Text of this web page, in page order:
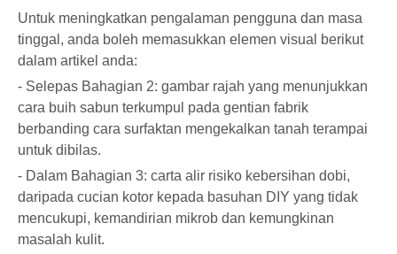
Untuk meningkatkan pengalaman pengguna dan masa
tinggal, anda boleh memasukkan elemen visual berikut
dalam artikel anda:
- Selepas Bahagian 2: gambar rajah yang menunjukkan
cara buih sabun terkumpul pada gentian fabrik
berbanding cara surfaktan mengekalkan tanah terampai
untuk dibilas.
- Dalam Bahagian 3: carta alir risiko kebersihan dobi,
daripada cucian kotor kepada basuhan DIY yang tidak
mencukupi, kemandirian mikrob dan kemungkinan
masalah kulit.